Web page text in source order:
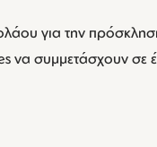
για την πρόσκληση
να συμμετάσχουν σε